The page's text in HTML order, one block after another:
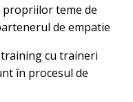
propriilor teme de
de empatie
cu traineri
în procesul de